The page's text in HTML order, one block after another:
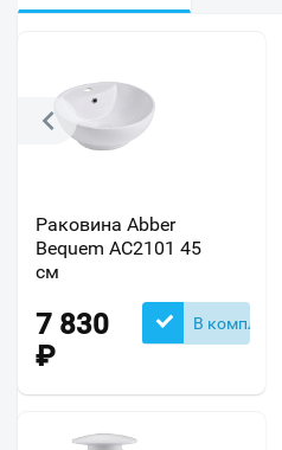
Раковина Abber
Bequem AC2101 45
см
7 830
₽
В комплекте